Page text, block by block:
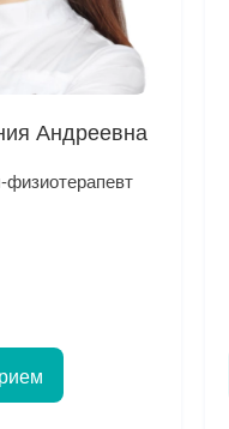
Андреевна
физиотерапевт